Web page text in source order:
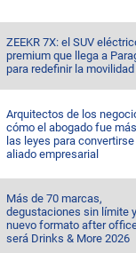
ZEEKR 7X: el SUV
premium que llega a
para redefinir la movilidad
Arquitectos de los
cómo el abogado fue
las leyes para
aliado empresarial
Más de 70 marcas,
degustaciones sin límite
nuevo formato after
será Drinks & More 2026